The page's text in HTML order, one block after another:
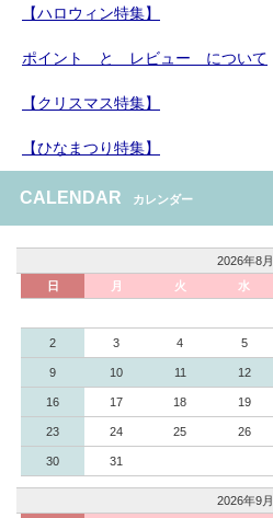
【ハロウィン特集】
ポイント と レビュー について
【クリスマス特集】
【ひなまつり特集】
CALENDAR カレンダー
2026年8月
日
月 火 水
2 3 4 5
9 10 11 12
16 17 18 19
23 24 25 26
30 31
2026年9月